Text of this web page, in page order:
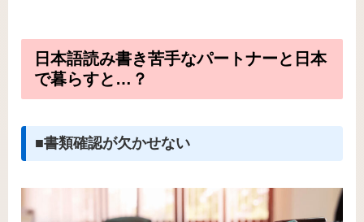
日本語読み書き苦手なパートナーと日本
で暮らすと…？
■書類確認が欠かせない